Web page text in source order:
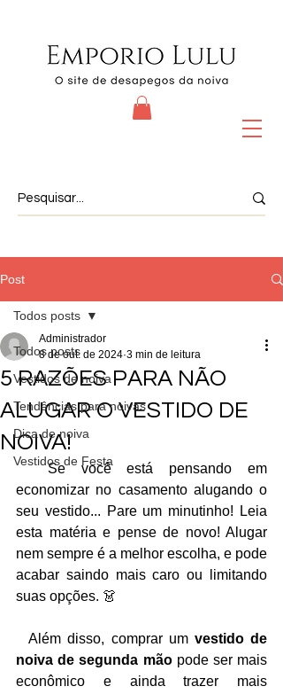
Post
Todos posts
Vestidos de noiva
Tendências para noivas
Dica de noiva
Vestidos de Festa
Todos posts
5 RAZÕES PARA NÃO
ALUGAR O VESTIDO DE
NOIVA!
Administrador
8 de out. de 2024 3 min de leitura
  Se você está pensando em
economizar no casamento alugando o
seu vestido... Pare um minutinho! Leia
esta matéria e pense de novo! Alugar
nem sempre é a melhor escolha, e pode
acabar saindo mais caro ou limitando
suas opções. 👗
  Além disso, comprar um
vestido de
noiva de segunda mão pode ser mais
econômico e ainda trazer mais